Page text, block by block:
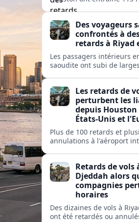
quelques annulations,
des hubs majeurs aux
Europe.
Des voyageurs
confrontés à
retards à Riyad
Les passagers intérieurs
saoudite ont subi de
Djeddah.Les retards de
perturbent les
depuis Houston
États-Unis et
Plus de 100 retards et
annulations à l'aéroport
sur des liaisons clés
transatlantiques.
Retards de vols
Djeddah alors
compagnies
horaires
Des dizaines de vols à
ont été retardés ou